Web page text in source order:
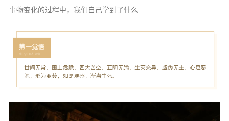
寺院巡览
下院风采
事物变化的过程中，我们自己学到了什么……